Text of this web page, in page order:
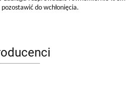
do wchłonięcia.